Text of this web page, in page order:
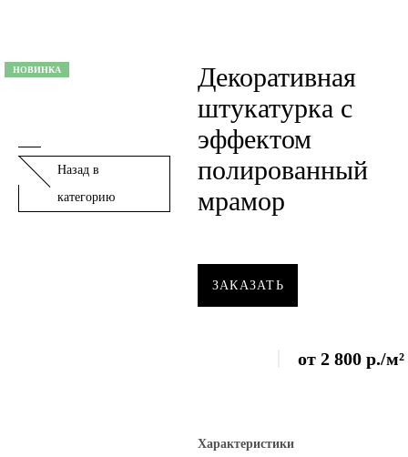
НОВИНКА
Назад в
категорию
Декоративная
штукатурка с
эффектом
полированный
мрамор
ЗАКАЗАТЬ
от 2 800 р./м²
Характеристики